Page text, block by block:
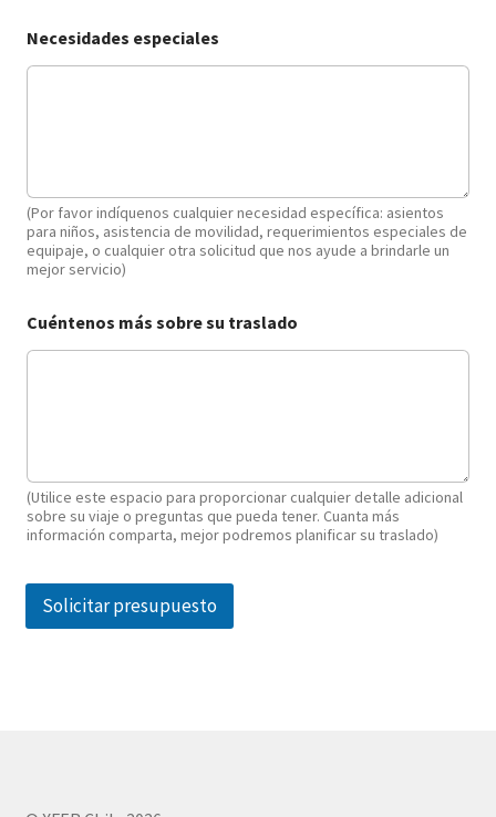
Necesidades especiales
(Por favor indíquenos cualquier necesidad específica: asientos
para niños, asistencia de movilidad, requerimientos especiales de
equipaje, o cualquier otra solicitud que nos ayude a brindarle un
mejor servicio)
Cuéntenos más sobre su traslado
(Utilice este espacio para proporcionar cualquier detalle adicional
sobre su viaje o preguntas que pueda tener. Cuanta más
información comparta, mejor podremos planificar su traslado)
Solicitar presupuesto